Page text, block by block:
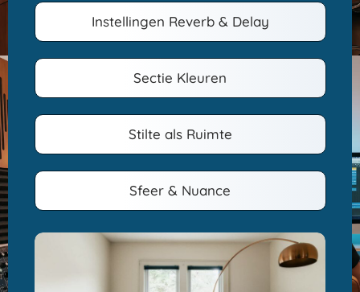
Instellingen Reverb & Delay
Sectie Kleuren
Stilte als Ruimte
Sfeer & Nuance